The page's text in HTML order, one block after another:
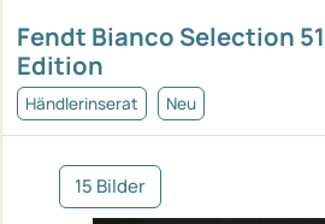
Fendt Bianco Selection
Edition
Händlerinserat Neu
15 Bilder